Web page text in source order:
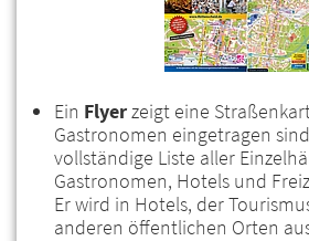
Ein Flyerzeigt eine
Gastronomen eingetragen
vollständige Liste aller
Gastronomen, Hotels und
Er wird in Hotels, der
anderen öffentlichen Orten